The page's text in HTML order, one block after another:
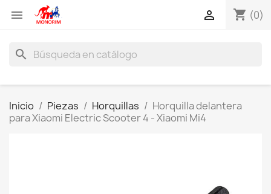
 shopping_cart (0)

search
Inicio Piezas Horquillas
Horquilla delantera
para Xiaomi Electric Scooter 4 - Xiaomi Mi4